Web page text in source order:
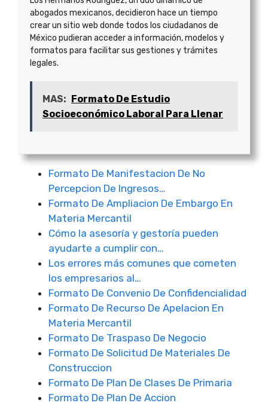
abogados mexicanos, decidieron hace un tiempo
crear un sitio web donde todos los ciudadanos de
México pudieran acceder a información, modelos y
formatos para facilitar sus gestiones y trámites
legales.
MAS: Formato De Estudio
Socioeconómico Laboral Para Llenar
Formato De Manifestacion De No
Percepcion De Ingresos…
Formato De Ampliacion De Embargo En
Materia Mercantil
Cómo la asesoría y gestoría pueden
ayudarte a cumplir con…
Los errores más comunes que cometen
los empresarios al…
Formato De Convenio De Confidencialidad
Formato De Recurso De Apelacion En
Materia Mercantil
Formato De Traspaso De Negocio
Formato De Solicitud De Materiales De
Construccion
Formato De Plan De Clases De Primaria
Formato De Plan De Accion